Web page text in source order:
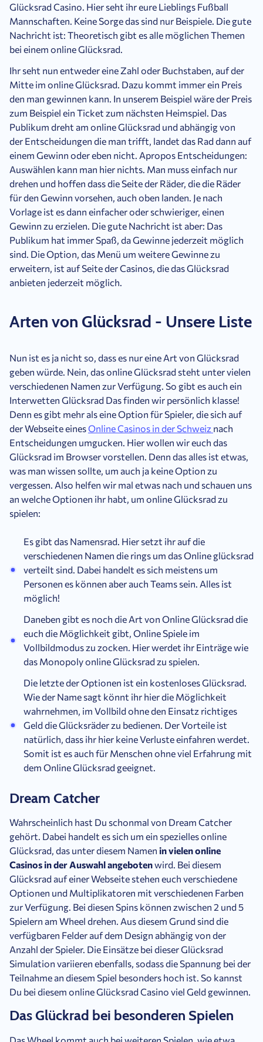
Glücksrad Casino. Hier seht ihr eure Lieblings Fußball
Mannschaften. Keine Sorge das sind nur Beispiele. Die gute
Nachricht ist: Theoretisch gibt es alle möglichen Themen
bei einem online Glücksrad.
Ihr seht nun entweder eine Zahl oder Buchstaben, auf der
Mitte im online Glücksrad. Dazu kommt immer ein Preis
den man gewinnen kann. In unserem Beispiel wäre der Preis
zum Beispiel ein Ticket zum nächsten Heimspiel. Das
Publikum dreht am online Glücksrad und abhängig von
der Entscheidungen die man trifft, landet das Rad dann auf
einem Gewinn oder eben nicht. Apropos Entscheidungen:
Auswählen kann man hier nichts. Man muss einfach nur
drehen und hoffen dass die Seite der Räder, die die Räder
für den Gewinn vorsehen, auch oben landen. Je nach
Vorlage ist es dann einfacher oder schwieriger, einen
Gewinn zu erzielen. Die gute Nachricht ist aber: Das
Publikum hat immer Spaß, da Gewinne jederzeit möglich
sind. Die Option, das Menü um weitere Gewinne zu
erweitern, ist auf Seite der Casinos, die das Glücksrad
anbieten jederzeit möglich.
Arten von Glücksrad - Unsere Liste
Nun ist es ja nicht so, dass es nur eine Art von Glücksrad
geben würde. Nein, das online Glücksrad steht unter vielen
verschiedenen Namen zur Verfügung. So gibt es auch ein
Interwetten Glücksrad Das finden wir persönlich klasse!
Denn es gibt mehr als eine Option für Spieler, die sich auf
der Webseite einesOnline Casinos in der Schweiz nach
Entscheidungen umgucken. Hier wollen wir euch das
Glücksrad im Browser vorstellen. Denn das alles ist etwas,
was man wissen sollte, um auch ja keine Option zu
vergessen. Also helfen wir mal etwas nach und schauen uns
an welche Optionen ihr habt, um online Glücksrad zu
spielen:
Es gibt das Namensrad. Hier setzt ihr auf die
verschiedenen Namen die rings um das Online glücksrad
verteilt sind. Dabei handelt es sich meistens um
Personen es können aber auch Teams sein. Alles ist
möglich!
Daneben gibt es noch die Art von Online Glücksrad die
euch die Möglichkeit gibt, Online Spiele im
Vollbildmodus zu zocken. Hier werdet ihr Einträge wie
das Monopoly online Glücksrad zu spielen.
Die letzte der Optionen ist ein kostenloses Glücksrad.
Wie der Name sagt könnt ihr hier die Möglichkeit
wahrnehmen, im Vollbild ohne den Einsatz richtiges
Geld die Glücksräder zu bedienen. Der Vorteile ist
natürlich, dass ihr hier keine Verluste einfahren werdet.
Somit ist es auch für Menschen ohne viel Erfahrung mit
dem Online Glücksrad geeignet.
Dream Catcher
Wahrscheinlich hast Du schonmal von Dream Catcher
gehört. Dabei handelt es sich um ein spezielles online
Glücksrad, das unter diesem Namen in vielen online
Casinos in der Auswahl angebotenwird. Bei diesem
Glücksrad auf einer Webseite stehen euch verschiedene
Optionen und Multiplikatoren mit verschiedenen Farben
zur Verfügung. Bei diesen Spins können zwischen 2 und 5
Spielern am Wheel drehen. Aus diesem Grund sind die
verfügbaren Felder auf dem Design abhängig von der
Anzahl der Spieler. Die Einsätze bei dieser Glücksrad
Simulation variieren ebenfalls, sodass die Spannung bei der
Teilnahme an diesem Spiel besonders hoch ist. So kannst
Du bei diesem online Glücksrad Casino viel Geld gewinnen.
Das Glückrad bei besonderen Spielen